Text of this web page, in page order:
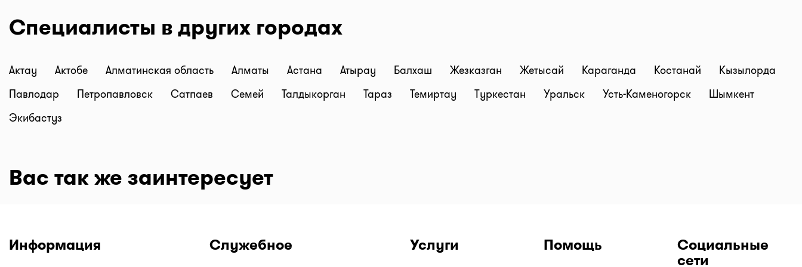
Специалисты в других городах
Актау Актобе Алматинская область Алматы Астана Атырау Балхаш Жезказган Жетысай Караганда Костанай
Кызылорда
Павлодар
Петропавловск Сатпаев Семей Талдыкорган Тараз Темиртау Туркестан Уральск Усть-Каменогорск
Шымкент
Экибастуз
Вас так же заинтересует
Информация Служебное Услуги Помощь Социальные
сети